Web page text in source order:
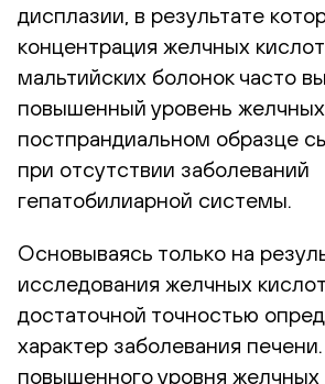
дисплазии, в результате
концентрация желчных
мальтийских болонок часто
повышенный уровень желчных
постпрандиальном образце
при отсутствии заболеваний
гепатобилиарной системы.
Основываясь только на
исследования желчных
достаточной точностью
характер заболевания
повышенного уровня желчных